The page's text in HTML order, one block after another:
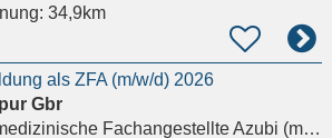
34,9km
als ZFA (m/w/d) 2026
Gbr
Zahnmedizinische Fachangestellte Azubi (m/w/d)